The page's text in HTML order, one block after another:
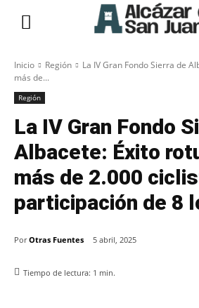
Inicio Región
La IV Gran Fondo Sierra de
más de...
Región
La IV Gran Fondo
Albacete: Éxito
más de 2.000
participación de 8
Por Otras Fuentes 5 abril, 2025
Tiempo de lectura: 1 min.